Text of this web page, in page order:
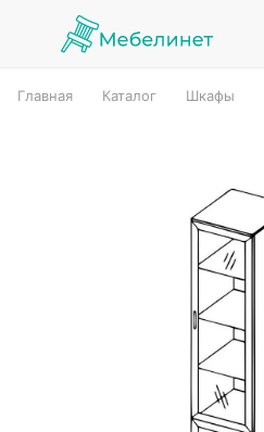
Главная Каталог Шкафы